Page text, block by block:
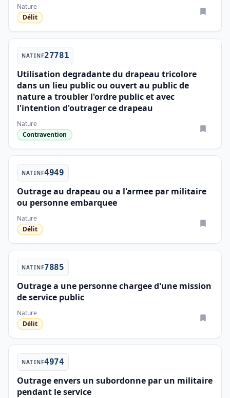
Nature
Délit
NATINF27781
Utilisation degradante du drapeau tricolore
dans un lieu public ou ouvert au public de
nature a troubler l'ordre public et avec
l'intention d'outrager ce drapeau
Nature
Contravention
NATINF4949
Outrage au drapeau ou a l'armee par militaire
ou personne embarquee
Nature
Délit
NATINF7885
Outrage a une personne chargee d'une mission
de service public
Nature
Délit
NATINF4974
Outrage envers un subordonne par un militaire
pendant le service